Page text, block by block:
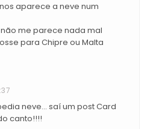
aparece a neve num
me parece nada mal
para Chipre ou Malta
neve... saí um post Card
canto!!!!